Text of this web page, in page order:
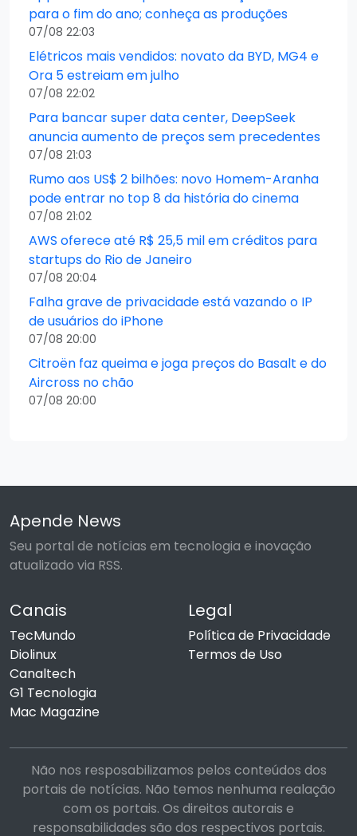
para o fim do ano; conheça as produções
07/08 22:03
Elétricos mais vendidos: novato da BYD, MG4 e
Ora 5 estreiam em julho
07/08 22:02
Para bancar super data center, DeepSeek
anuncia aumento de preços sem precedentes
07/08 21:03
Rumo aos US$ 2 bilhões: novo Homem-Aranha
pode entrar no top 8 da história do cinema
07/08 21:02
AWS oferece até R$ 25,5 mil em créditos para
startups do Rio de Janeiro
07/08 20:04
Falha grave de privacidade está vazando o IP
de usuários do iPhone
07/08 20:00
Citroën faz queima e joga preços do Basalt e do
Aircross no chão
07/08 20:00
Apende News
Seu portal de notícias em tecnologia e inovação
atualizado via RSS.
Canais
TecMundo
Diolinux
Canaltech
G1 Tecnologia
Mac Magazine
Legal
Política de Privacidade
Termos de Uso
Não nos resposabilizamos pelos conteúdos dos
portais de notícias. Não temos nenhuma realação
com os portais. Os direitos autorais e
responsabilidades são dos respectivos portais.